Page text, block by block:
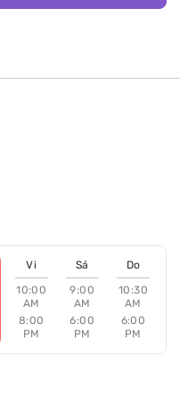
Vi
10:00
AM
8:00
PM
Sá
9:00
AM
6:00
PM
Do
10:30
AM
6:00
PM